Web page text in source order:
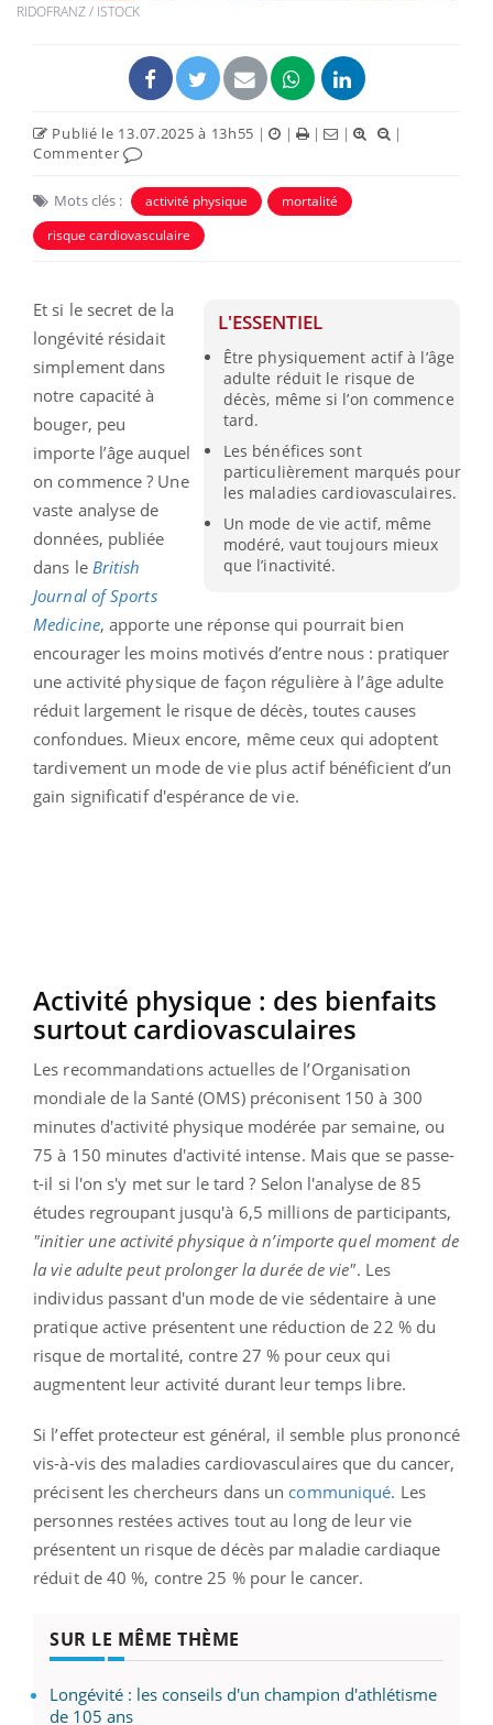
RIDOFRANZ / ISTOCK
Publié le 13.07.2025 à 13h55 | | | |
|
Commenter
Mots clés : activité physique
mortalité
risque cardiovasculaire
L'ESSENTIEL
Être physiquement actif à l’âge
adulte réduit le risque de
décès, même si l’on commence
tard.
Les bénéfices sont
particulièrement marqués pour
les maladies cardiovasculaires.
Un mode de vie actif, même
modéré, vaut toujours mieux
que l’inactivité.
Et si le secret de la
longévité résidait
simplement dans
notre capacité à
bouger, peu
importe l’âge auquel
on commence ? Une
vaste analyse de
données, publiée
dans le British
Journal of Sports
Medicine, apporte une réponse qui pourrait bien
encourager les moins motivés d’entre nous : pratiquer
une activité physique de façon régulière à l’âge adulte
réduit largement le risque de décès, toutes causes
confondues. Mieux encore, même ceux qui adoptent
tardivement un mode de vie plus actif bénéficient d’un
gain significatif d'espérance de vie.
Activité physique : des bienfaits
surtout cardiovasculaires
Les recommandations actuelles de l’Organisation
mondiale de la Santé (OMS) préconisent 150 à 300
minutes d'activité physique modérée par semaine, ou
75 à 150 minutes d'activité intense. Mais que se passe-
t-il si l'on s'y met sur le tard ? Selon l'analyse de 85
études regroupant jusqu'à 6,5 millions de participants,
"initier une activité physique à n’importe quel moment de
la vie adulte peut prolonger la durée de vie". Les
individus passant d'un mode de vie sédentaire à une
pratique active présentent une réduction de 22 % du
risque de mortalité, contre 27 % pour ceux qui
augmentent leur activité durant leur temps libre.
Si l’effet protecteur est général, il semble plus prononcé
vis-à-vis des maladies cardiovasculaires que du cancer,
précisent les chercheurs dans un communiqué. Les
personnes restées actives tout au long de leur vie
présentent un risque de décès par maladie cardiaque
réduit de 40 %, contre 25 % pour le cancer.
SUR LE MÊME THÈME
Longévité : les conseils d'un champion d'athlétisme
de 105 ans